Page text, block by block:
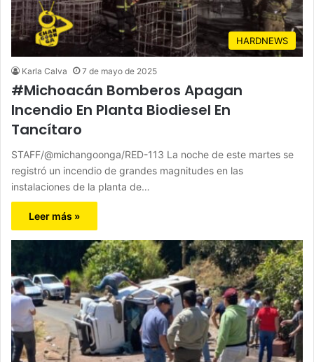
HARDNEWS
Karla Calva 7 de mayo de 2025
#Michoacán Bomberos Apagan
Incendio En Planta Biodiesel En
Tancítaro
STAFF/@michangoonga/RED-113 La noche de este martes se
registró un incendio de grandes magnitudes en las
instalaciones de la planta de…
Leer más »